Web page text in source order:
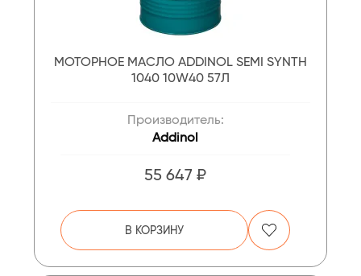
МОТОРНОЕ МАСЛО ADDINOL SEMI SYNTH
1040 10W40 57Л
Производитель:
Addinol
55 647 ₽
В КОРЗИНУ